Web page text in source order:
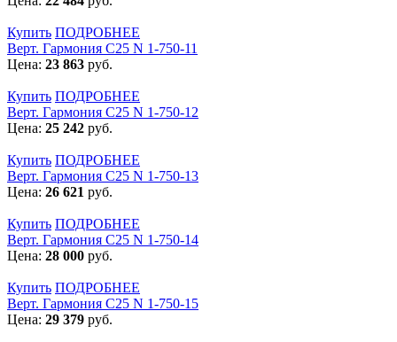
Купить ПОДРОБНЕЕ
Верт. Гармония С25 N 1-750-11
Цена: 23 863 руб.
Купить ПОДРОБНЕЕ
Верт. Гармония С25 N 1-750-12
Цена: 25 242 руб.
Купить ПОДРОБНЕЕ
Верт. Гармония С25 N 1-750-13
Цена: 26 621 руб.
Купить ПОДРОБНЕЕ
Верт. Гармония С25 N 1-750-14
Цена: 28 000 руб.
Купить ПОДРОБНЕЕ
Верт. Гармония С25 N 1-750-15
Цена: 29 379 руб.